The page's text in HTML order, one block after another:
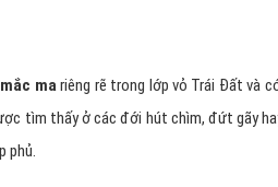
mắc mariêng rẽ trong lớp vỏ Trái Đất và
tìm thấy ở các đới hút chìm, đứt gãy
phủ.